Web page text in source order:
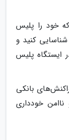
خود را پلیس
کنید و
ایستگاه پلیس
بانکی
خودداری